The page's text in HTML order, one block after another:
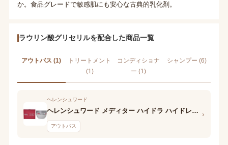
か。食品グレードで敏感肌にも安心な古典的乳化剤。
ラウリン酸グリセリルを配合した商品一覧
アウトバス (1)
トリートメント
(1)
コンディショナ
ー (1)
シャンプー (6)
ヘレンシュワード
ヘレンシュワード メディター ハイドラ ハイドレイティングマスク 5/M
アウトバス
›